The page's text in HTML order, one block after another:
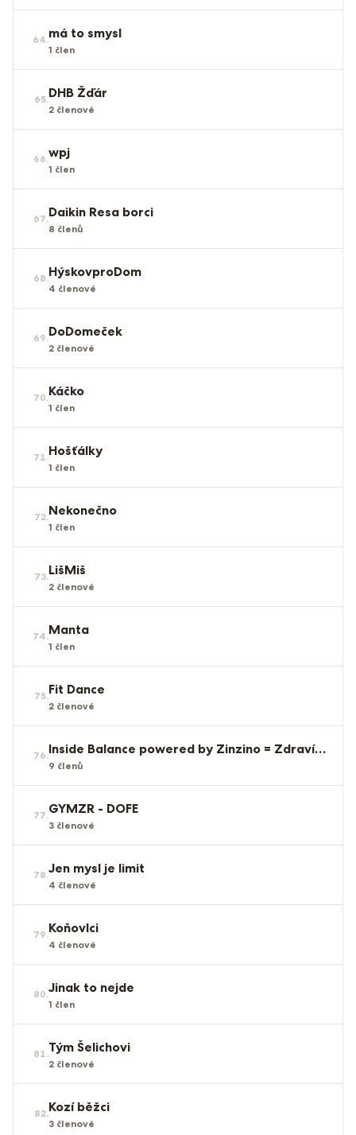
64.má to smysl
1 člen
65.DHB Žďár
2 členové
66.wpj
1 člen
67.Daikin Resa borci
8 členů
68.HýskovproDom
4 členové
69.DoDomeček
2 členové
70.Káčko
1 člen
71.Hošťálky
1 člen
72.Nekonečno
1 člen
73.LišMiš
2 členové
74.Manta
1 člen
75.Fit Dance
2 členové
76. Inside Balance powered by Zinzino = Zdraví zevnitř
9 členů
77.GYMZR - DOFE
3 členové
78.Jen mysl je limit
4 členové
79.Koňovlci
4 členové
80.Jinak to nejde
1 člen
81.Tým Šelichovi
2 členové
82.Kozí běžci
3 členové